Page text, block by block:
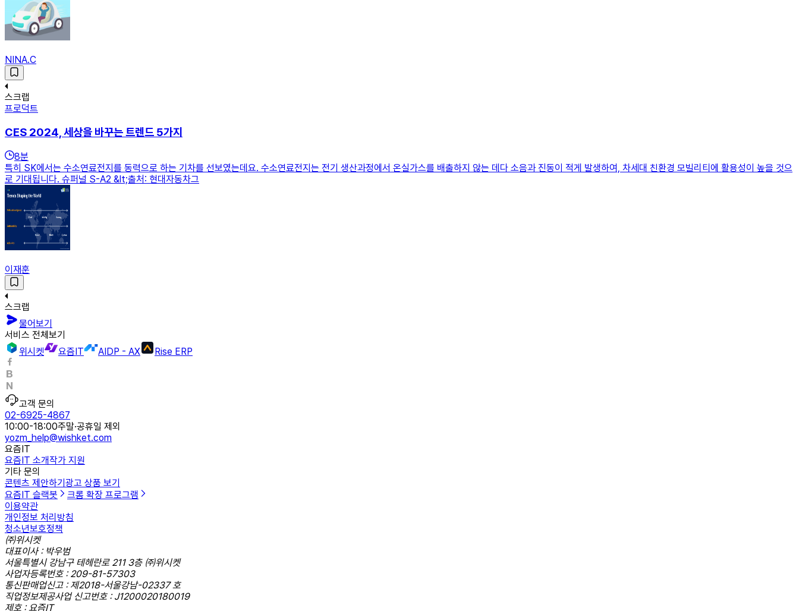
NINA.C
스크랩
프로덕트
CES 2024, 세상을 바꾸는 트렌드 5가지
8분
특히 SK에서는 수소연료전지를 동력으로 하는 기차를 선보였는데요. 수소연료전지는 전기 생산과정에서 온실가스를 배출하지 않는 데다 소음과 진동이 적게 발생하여, 차세대 친환경 모빌리티에 활용성이 높을 것으
로 기대됩니다. 슈퍼널 S-A2 &lt;출처: 현대자동차그
이재훈
스크랩
물어보기
서비스 전체보기
위시켓
요즘IT AIDP - AX Rise ERP
고객 문의
02-6925-4867
10:00-18:00주말·공휴일 제외
yozm_help@wishket.com
요즘IT
요즘IT 소개작가 지원
기타 문의
콘텐츠 제안하기광고 상품 보기
요즘IT 슬랙봇
크롬 확장 프로그램
이용약관
개인정보 처리방침
청소년보호정책
㈜위시켓
대표이사 : 박우범
서울특별시 강남구 테헤란로 211 3층 ㈜위시켓
사업자등록번호 : 209-81-57303
통신판매업신고 : 제2018-서울강남-02337 호
직업정보제공사업 신고번호 : J1200020180019
제호 : 요즘IT